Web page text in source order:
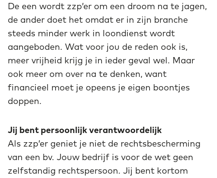
De een wordt zzp’er om een droom na te jagen,
de ander doet het omdat er in zijn branche
steeds minder werk in loondienst wordt
aangeboden. Wat voor jou de reden ook is,
meer vrijheid krijg je in ieder geval wel. Maar
ook meer om over na te denken, want
financieel moet je opeens je eigen boontjes
doppen.
Jij bent persoonlijk verantwoordelijk
Als zzp’er geniet je niet de rechtsbescherming
van een bv. Jouw bedrijf is voor de wet geen
zelfstandig rechtspersoon. Jij bent kortom